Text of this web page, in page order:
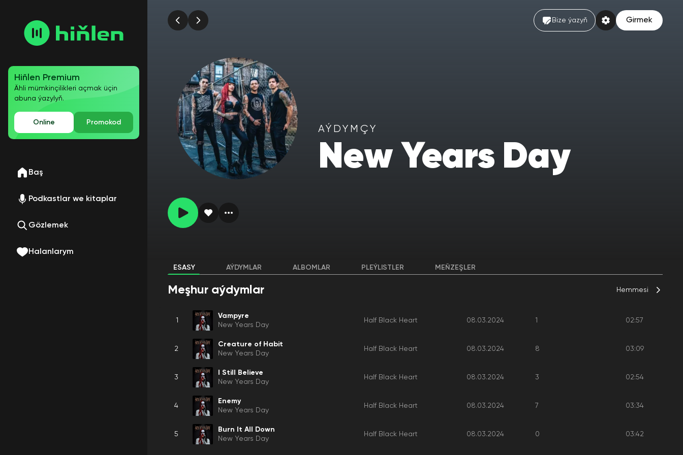
Hiňlen Premium
Ähli mümkinçilikleri açmak üçin
abuna ýazylyň.
Online Promokod
Baş
Podkastlar we kitaplar
Gözlemek
Halanlarym
Bize ýazyň Girmek
AÝDYMÇY
New Years Day
ESASY AÝDYMLAR ALBOMLAR PLEÝLISTLER MEŇZEŞLER
Meşhur aýdymlar Hemmesi
1
Vampyre
New Years Day
Half Black Heart 08.03.2024 1 02:57
2
Creature of Habit
New Years Day
Half Black Heart 08.03.2024 8 03:09
3
I Still Believe
New Years Day
Half Black Heart 08.03.2024 3 02:54
4
Enemy
New Years Day
Half Black Heart 08.03.2024 7 03:34
5
Burn It All Down
New Years Day
Half Black Heart 08.03.2024 0 03:42